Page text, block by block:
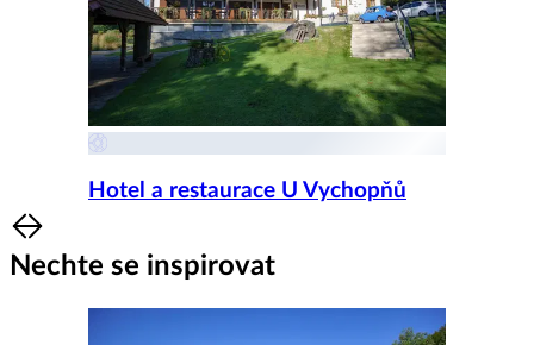
Hotel a restaurace U Vychopňů
Item
1
of
Nechte se inspirovat